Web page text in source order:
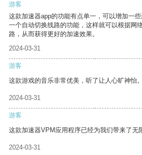
游客
这款加速器app的功能有点单一，可以增加一
一个自动切换线路的功能，这样就可以根据网
路，从而获得更好的加速效果。
2024-03-31
游客
这款游戏的音乐非常优美，听了让人心旷神怡。
2024-03-31
游客
这款加速器VPM应用程序已经为我们带来了无
2024-03-31